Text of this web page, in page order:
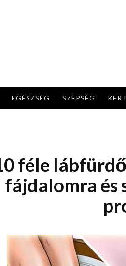
EGÉSZSÉG SZÉPSÉG KERT
féle
fájdalomra és